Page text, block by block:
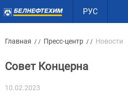
РУС
Главная / / Пресс-центр / / Новости
Совет Концерна
10.02.2023